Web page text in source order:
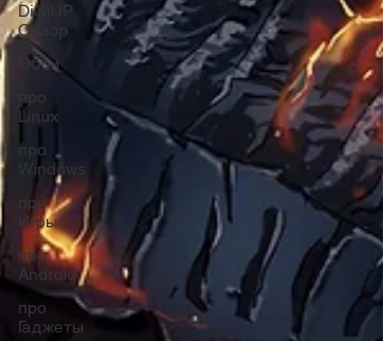
DiGiUP
Обзор
Обои
про
Linux
про
Windows
про
Игры
про
Android
про
Гаджеты